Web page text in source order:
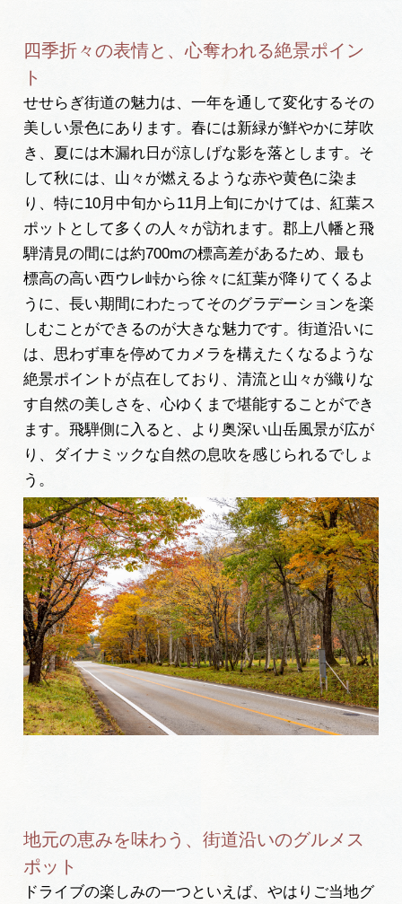
四季折々の表情と、心奪われる絶景ポイン
ト
せせらぎ街道の魅力は、一年を通して変化するその
美しい景色にあります。春には新緑が鮮やかに芽吹
き、夏には木漏れ日が涼しげな影を落とします。そ
して秋には、山々が燃えるような赤や黄色に染ま
り、特に10月中旬から11月上旬にかけては、紅葉ス
ポットとして多くの人々が訪れます。郡上八幡と飛
騨清見の間には約700mの標高差があるため、最も
標高の高い西ウレ峠から徐々に紅葉が降りてくるよ
うに、長い期間にわたってそのグラデーションを楽
しむことができるのが大きな魅力です。街道沿いに
は、思わず車を停めてカメラを構えたくなるような
絶景ポイントが点在しており、清流と山々が織りな
す自然の美しさを、心ゆくまで堪能することができ
ます。飛騨側に入ると、より奥深い山岳風景が広が
り、ダイナミックな自然の息吹を感じられるでしょ
う。
地元の恵みを味わう、街道沿いのグルメス
ポット
ドライブの楽しみの一つといえば、やはりご当地グ